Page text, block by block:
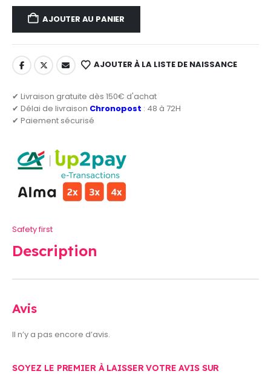
AJOUTER AU PANIER
AJOUTER À LA LISTE DE NAISSANCE
✔ Livraison gratuite dès 150€ d'achat
✔ Délai de livraison Chronopost : 48 à 72H
✔ Paiement sécurisé
Safety first
Description
Avis
Il n’y a pas encore d’avis.
SOYEZ LE PREMIER À LAISSER VOTRE AVIS SUR